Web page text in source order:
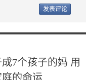
7个孩子的妈 用
的命运